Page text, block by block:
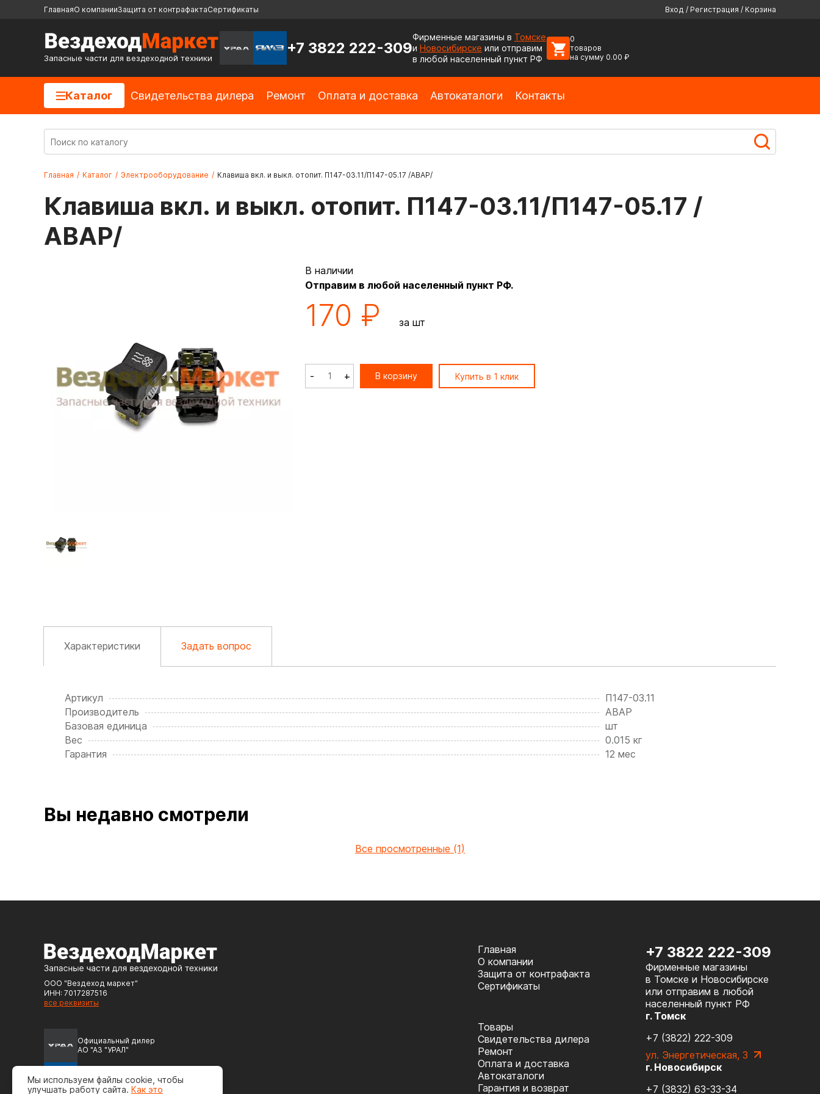
ГлавнаяО компанииЗащита от контрафактаСертификаты Вход / Регистрация / Корзина
Запасные части для вездеходной техники
+7 3822 222-309
Фирменные магазины в Томске
и Новосибирске или отправим
в любой населенный пункт РФ
0
товаров
на сумму 0.00 ₽
Каталог Cвидетельства дилера Ремонт Оплата и доставка Автокаталоги Контакты
Главная / Каталог / Электрооборудование / Клавиша вкл. и выкл. отопит. П147-03.11/П147-05.17 /АВАР/
Клавиша вкл. и выкл. отопит. П147-03.11/П147-05.17 /
АВАР/
В наличии
Отправим в любой населенный пункт РФ.
170 ₽ за шт
- + В корзину Купить в 1 клик
Характеристики Задать вопрос
Артикул
П147-03.11
Производитель
АВАР
Базовая единица
шт
Вес
0.015 кг
Гарантия
12 мес
Вы недавно смотрели
Все просмотренные (1)
ООО "Вездеход маркет"
ИНН: 7017287516
все реквизиты
Официальный дилер
АО "АЗ "УРАЛ"
Официальный дилер
ПАО "Автодизель" (ЯМЗ)
Главная
О компании
Защита от контрафакта
Сертификаты
Товары
Cвидетельства дилера
Ремонт
Оплата и доставка
Автокаталоги
Гарантия и возврат
+7 3822 222-309
Фирменные магазины
в Томске и Новосибирске
или отправим в любой
населенный пункт РФ
г. Томск
+7 (3822) 222-309
ул. Энергетическая, 3
г. Новосибирск
+7 (3832) 63-33-34
Мы используем файлы cookie, чтобы
улучшать работу сайта. Как это